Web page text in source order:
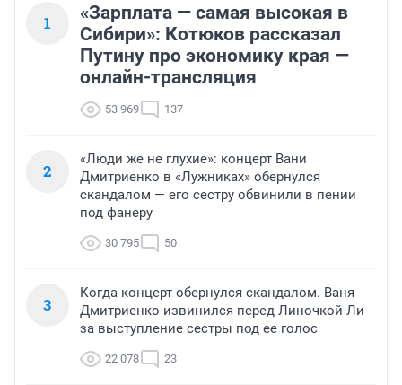
1
«Зарплата — самая высокая в
Сибири»: Котюков рассказал
Путину про экономику края —
онлайн-трансляция
53 969 137
2
«Люди же не глухие»: концерт Вани
Дмитриенко в «Лужниках» обернулся
скандалом — его сестру обвинили в пении
под фанеру
30 795 50
3
Когда концерт обернулся скандалом. Ваня
Дмитриенко извинился перед Линочкой Ли
за выступление сестры под ее голос
22 078 23